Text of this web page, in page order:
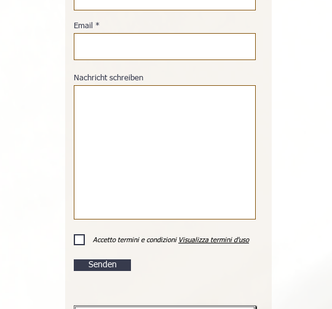
Email
Nachricht schreiben
Accetto termini e condizioni Visualizza termini d'uso
Senden